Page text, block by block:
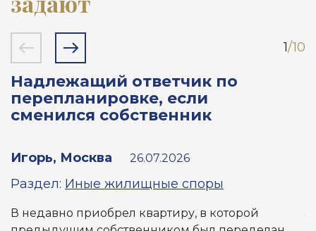
1/10
Надлежащий ответчик по
перепланировке, если
сменился собственник
Игорь, Москва 26.07.2026
Раздел: Иные жилищные споры
В недавно приобрел квартиру, в которой